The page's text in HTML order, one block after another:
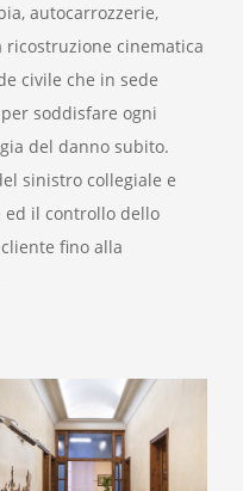
autocarrozzerie,
cinematica
civile che in sede
soddisfare ogni
del danno subito.
sinistro collegiale e
ed il controllo dello
fino alla